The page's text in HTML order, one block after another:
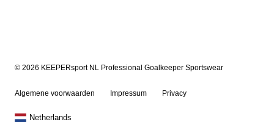
© 2026 KEEPERsport NL Professional Goalkeeper Sportswear
Algemene voorwaarden Impressum Privacy
Netherlands